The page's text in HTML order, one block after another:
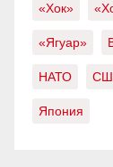
«Хок»
«Ягуар»
НАТО
Япония